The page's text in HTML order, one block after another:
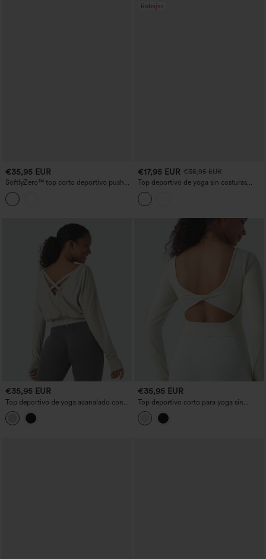
€35,95 EUR
SoftlyZero™ top corto deportivo push-
up para yoga, de manga larga con
abertura para el pulgar y encaje en
contraste
Rebajas
€17,95 EUR €35,95 EUR
Top deportivo de yoga sin costuras
Flow, perforado, con cuello redondo y
manga larga
€35,95 EUR
Top deportivo de yoga acanalado con
escote en V cruzado y aberturas para los
pulgares
€35,95 EUR
Top deportivo corto para yoga sin
costuras (estilo Flow), con detalle
retorcido y espalda descubierta, escote
redondo, mangas largas y aberturas para